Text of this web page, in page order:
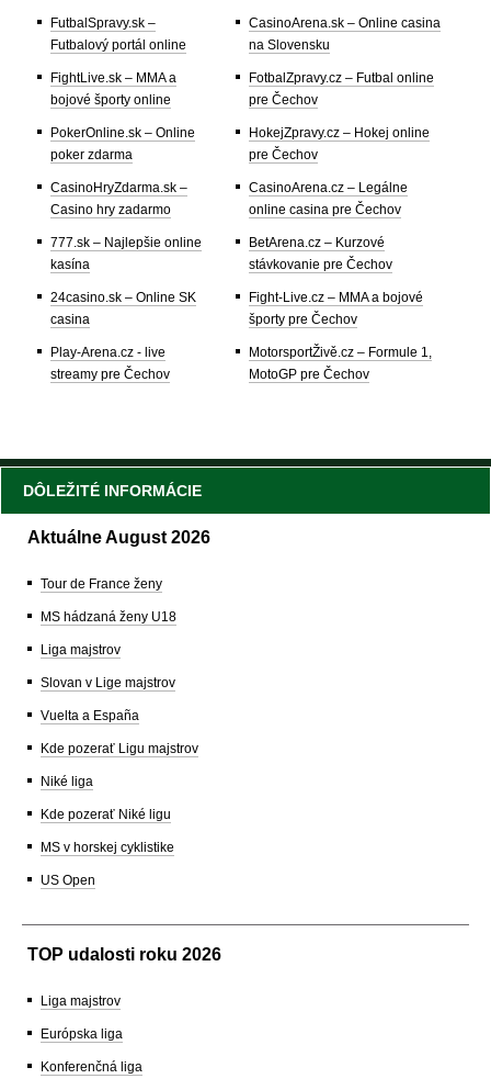
FutbalSpravy.sk –
Futbalový portál online
FightLive.sk – MMA a
bojové športy online
PokerOnline.sk – Online
poker zdarma
CasinoHryZdarma.sk –
Casino hry zadarmo
777.sk – Najlepšie online
kasína
24casino.sk – Online SK
casina
Play-Arena.cz - live
streamy pre Čechov
CasinoArena.sk – Online casina
na Slovensku
FotbalZpravy.cz – Futbal online
pre Čechov
HokejZpravy.cz – Hokej online
pre Čechov
CasinoArena.cz – Legálne
online casina pre Čechov
BetArena.cz – Kurzové
stávkovanie pre Čechov
Fight-Live.cz – MMA a bojové
športy pre Čechov
MotorsportŽivě.cz – Formule 1,
MotoGP pre Čechov
DÔLEŽITÉ INFORMÁCIE
Aktuálne August 2026
Tour de France ženy
MS hádzaná ženy U18
Liga majstrov
Slovan v Lige majstrov
Vuelta a España
Kde pozerať Ligu majstrov
Niké liga
Kde pozerať Niké ligu
MS v horskej cyklistike
US Open
TOP udalosti roku 2026
Liga majstrov
Európska liga
Konferenčná liga